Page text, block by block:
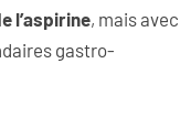
l’aspirine, mais avec
gastro-